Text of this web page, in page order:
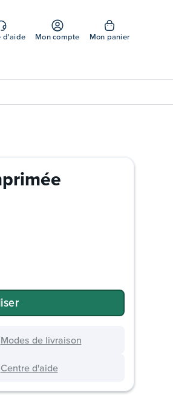
d'aide Mon compte Mon panier
Modes de livraison
Centre d'aide